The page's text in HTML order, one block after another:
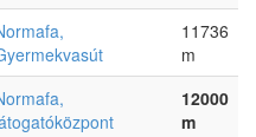
11736
m
12000
m